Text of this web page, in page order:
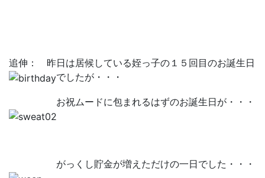
追伸： 昨日は居候している姪っ子の１５回目のお誕生日
でしたが・・・
お祝ムードに包まれるはずのお誕生日が・・・
がっくし貯金が増えただけの一日でした・・・